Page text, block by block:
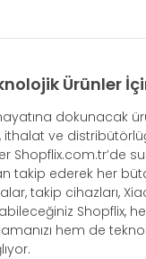
Ürünler
dokunacak
ve
Shopflix.com.tr’de
takip ederek her
takip cihazları,
Shopflix,
hem de